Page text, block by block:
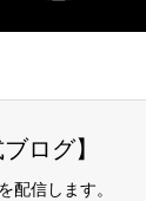
ログ】
配信します。